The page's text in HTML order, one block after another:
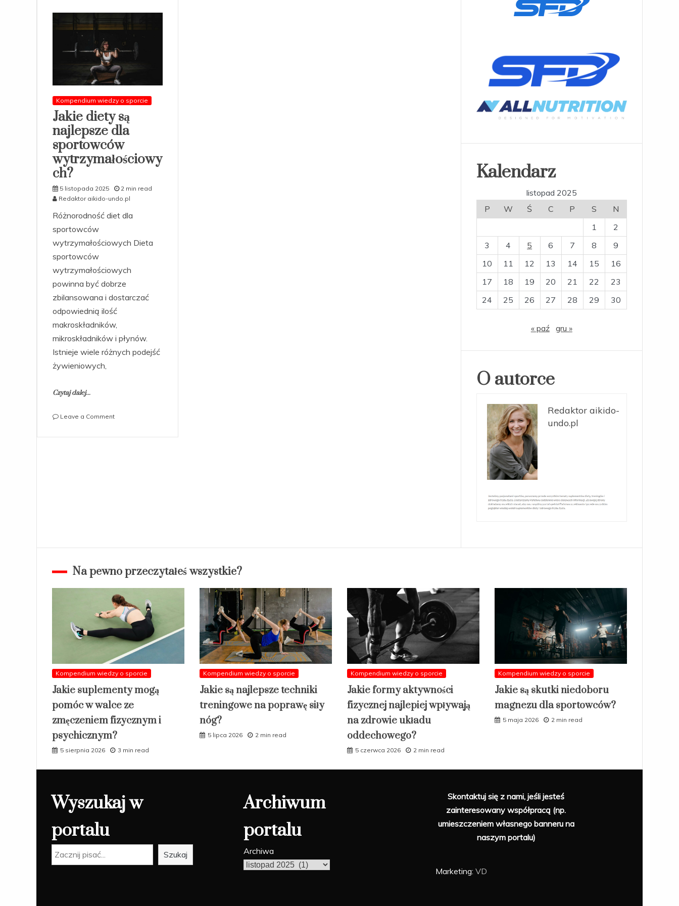
Kompendium wiedzy o sporcie
Jakie diety są
najlepsze dla
sportowców
wytrzymałościowy
ch?
5 listopada 2025
2 min read
Redaktor aikido-undo.pl
Różnorodność diet dla
sportowców
wytrzymałościowych Dieta
sportowców
wytrzymałościowych
powinna być dobrze
zbilansowana i dostarczać
odpowiednią ilość
makroskładników,
mikroskładników i płynów.
Istnieje wiele różnych podejść
żywieniowych,
Czytaj dalej...
Leave a Commenton
diety
Kalendarz
listopad 2025
P
W Ś C P S
N
1
2
3
4 5 6 7 8
9
10
11 12 13 14 15
16
17
18 19 20 21 22
23
24
25 26 27 28 29 30
« paź gru »
O autorce
Redaktor aikido-
undo.pl
Na pewno przeczytałeś wszystkie?
Kompendium wiedzy o sporcie
Jakie suplementy mogą
pomóc w walce ze
zmęczeniem fizycznym i
psychicznym?
5 sierpnia 2026 3 min read
Kompendium wiedzy o sporcie
Jakie są najlepsze techniki
treningowe na poprawę siły
nóg?
5 lipca 2026 2 min read
Kompendium wiedzy o sporcie
Jakie formy aktywności
fizycznej najlepiej wpływają
na zdrowie układu
oddechowego?
5 czerwca 2026 2 min read
Kompendium wiedzy o sporcie
Jakie są skutki niedoboru
magnezu dla sportowców?
5 maja 2026 2 min read
Wyszukaj w
portalu
Szukaj Szukaj
Archiwum
portalu
Archiwa
Skontaktuj się z nami, jeśli jesteś
zainteresowany współpracą (np.
umieszczeniem własnego banneru na
naszym portalu)
Marketing: VD